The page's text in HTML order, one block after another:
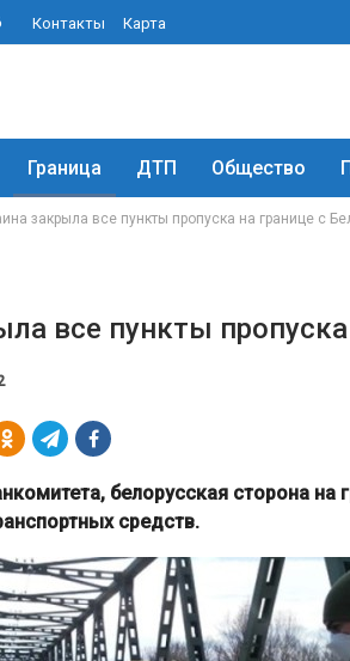
Контакты Карта
Граница ДТП Общество
закрыла все пункты пропуска на границе с
все пункты
белорусская сторона на
средств.